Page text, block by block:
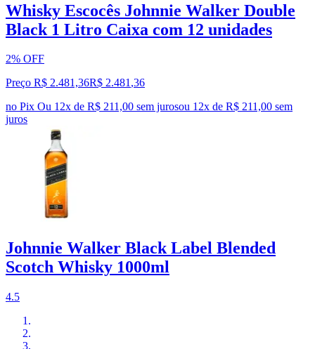
Whisky Escocês Johnnie Walker Double
Black 1 Litro Caixa com 12 unidades
2% OFF
Preço R$ 2.481,36R$ 2.481,36
no Pix Ou 12x de R$ 211,00 sem jurosou 12x de R$ 211,00 sem
juros
Johnnie Walker Black Label Blended
Scotch Whisky 1000ml
4.5